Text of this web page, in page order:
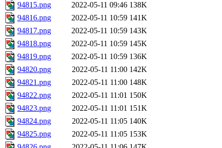
94815.png
2022-05-11 09:46 138K
94816.png
2022-05-11 10:59 141K
94817.png
2022-05-11 10:59 143K
94818.png
2022-05-11 10:59 145K
94819.png
2022-05-11 10:59 136K
94820.png
2022-05-11 11:00 142K
94821.png
2022-05-11 11:00 148K
94822.png
2022-05-11 11:01 150K
94823.png
2022-05-11 11:01 151K
94824.png
2022-05-11 11:05 140K
94825.png
2022-05-11 11:05 153K